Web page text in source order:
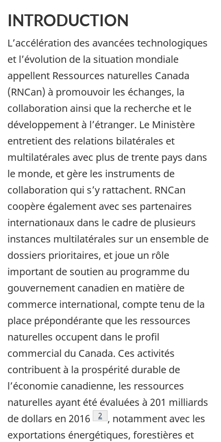
INTRODUCTION
L’accélération des avancées technologiques
et l’évolution de la situation mondiale
appellent Ressources naturelles Canada
(RNCan) à promouvoir les échanges, la
collaboration ainsi que la recherche et le
développement à l’étranger. Le Ministère
entretient des relations bilatérales et
multilatérales avec plus de trente pays dans
le monde, et gère les instruments de
collaboration qui s’y rattachent. RNCan
coopère également avec ses partenaires
internationaux dans le cadre de plusieurs
instances multilatérales sur un ensemble de
dossiers prioritaires, et joue un rôle
important de soutien au programme du
gouvernement canadien en matière de
commerce international, compte tenu de la
place prépondérante que les ressources
naturelles occupent dans le profil
commercial du Canada. Ces activités
contribuent à la prospérité durable de
l’économie canadienne, les ressources
naturelles ayant été évaluées à 201 milliards
de dollars en 2016
Footnote
2 , notamment avec les
exportations énergétiques, forestières et